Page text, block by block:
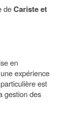
deCariste et
en
expérience
est
gestion des